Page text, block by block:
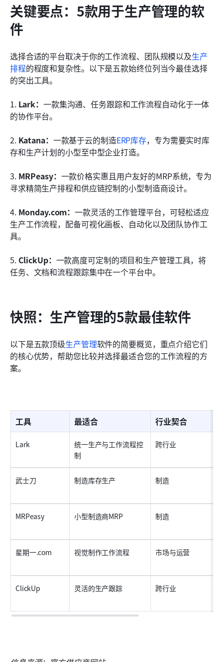
关键要点：5款用于生产管理的软
件
选择合适的平台取决于你的工作流程、团队规模以及生产
排程的程度和复杂性。以下是五款始终位列当今最佳选择
的突出工具。
1. Lark： 一款集沟通、任务跟踪和工作流程自动化于一体
的协作平台。
2. Katana： 一款基于云的制造ERP库存，专为需要实时库
存和生产计划的小型至中型企业打造。
3. MRPeasy： 一款价格实惠且用户友好的MRP系统，专为
寻求精简生产排程和供应链控制的小型制造商设计。
4. Monday.com：一款灵活的工作管理平台，可轻松适应
生产工作流程，配备可视化画板、自动化以及团队协作工
具。
5. ClickUp： 一款高度可定制的项目和生产管理工具，将
任务、文档和流程跟踪集中在一个平台中。
快照：生产管理的5款最佳软件
以下是五款顶级生产管理软件的简要概览，重点介绍它们
的核心优势，帮助您比较并选择最适合您的工作流程的方
案。
工具 最适合 行业契合
Lark
统一生产与工作流程控
制
跨行业
武士刀 制造库存生产 制造
MRPeasy 小型制造商MRP 制造
星期一.com 视觉制作工作流程 市场与运营
ClickUp 灵活的生产跟踪 跨行业